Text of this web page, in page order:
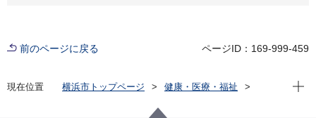
前のページに戻る ページID：169-999-459
現在位置 横浜市トップページ
健康・医療・福祉
障害者差別解消法への対応
現在